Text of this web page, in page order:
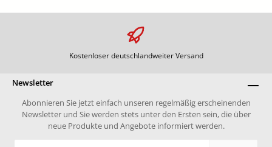
Kostenloser deutschlandweiter Versand
Newsletter
Abonnieren Sie jetzt einfach unseren regelmäßig erscheinenden
Newsletter und Sie werden stets unter den Ersten sein, die über
neue Produkte und Angebote informiert werden.